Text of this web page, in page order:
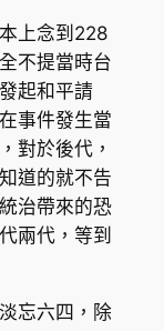
上念到228
不提當時台
起和平請
事件發生當
對於後代，
道的就不告
治帶來的恐
兩代，等到
忘六四，除